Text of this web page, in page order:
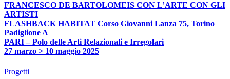
FRANCESCO DE BARTOLOMEIS CON L’ARTE CON GLI
ARTISTI
FLASHBACK HABITAT Corso Giovanni Lanza 75, Torino
Padiglione A
PARI – Polo delle Arti Relazionali e Irregolari
27 marzo > 10 maggio 2025
Progetti